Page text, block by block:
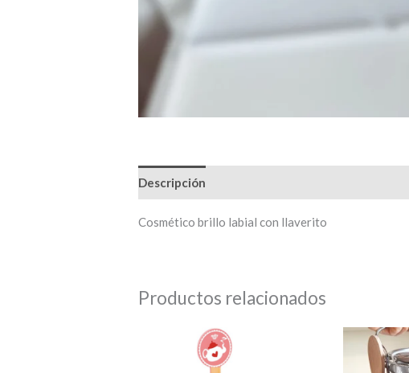
Descripción
Cosmético brillo labial con llaverito
Productos relacionados